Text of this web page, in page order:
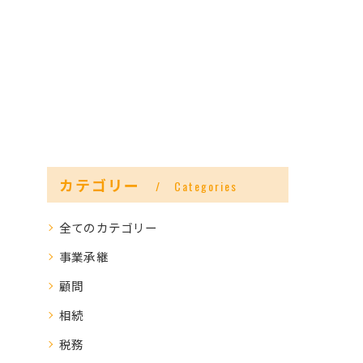
カテゴリー Categories
全てのカテゴリー
事業承継
顧問
相続
税務